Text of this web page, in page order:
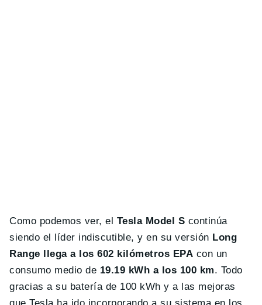
Como podemos ver, el Tesla Model S continúa
siendo el líder indiscutible, y en su versión Long
Range llega a los 602 kilómetros EPA con un
consumo medio de 19.19 kWh a los 100 km. Todo
gracias a su batería de 100 kWh y a las mejoras